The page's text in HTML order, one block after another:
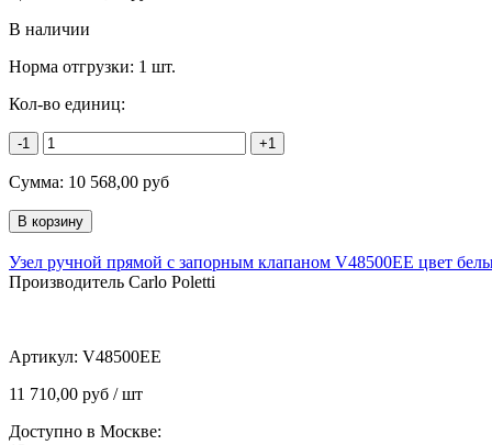
В наличии
Норма отгрузки: 1 шт.
Кол-во единиц:
-1 +1
Сумма: 10 568,00 руб
Узел ручной прямой с запорным клапаном V48500EE цвет
Производитель Carlo Poletti
Артикул: V48500EE
11 710,00 руб / шт
Доступно в Москве: